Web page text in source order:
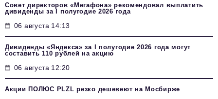
Совет директоров «Мегафона» рекомендовал выплатить
дивиденды за I полугодие 2026 года
06 августа 14:13
Дивиденды «Яндекса» за I полугодие 2026 года могут
составить 110 рублей на акцию
06 августа 12:20
Акции ПОЛЮС PLZL резко дешевеют на Мосбирже